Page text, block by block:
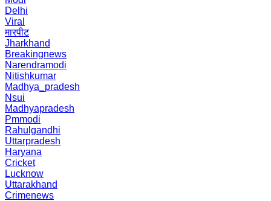
Delhi
Viral
मारपीट
Jharkhand
Breakingnews
Narendramodi
Nitishkumar
Madhya_pradesh
Nsui
Madhyapradesh
Pmmodi
Rahulgandhi
Uttarpradesh
Haryana
Cricket
Lucknow
Uttarakhand
Crimenews